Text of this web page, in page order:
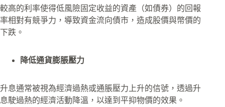
較高的利率使得低風險固定收益的資產（如債券）的回報
率相對有競爭力，導致資金流向債市，造成股價與幣價的
下跌。
降低通貨膨脹壓力
升息通常被視為經濟過熱或通脹壓力上升的信號，透過升
息駛過熱的經濟活動降溫，以達到平抑物價的效果。